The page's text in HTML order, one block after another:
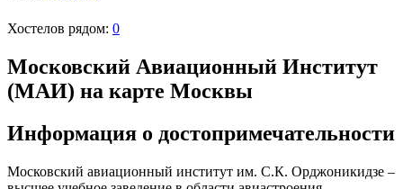
Хостелов рядом: 0
Московский Авиационный Институт
(МАИ) на карте Москвы
Информация о достопримечательности
Московский авиационный институт им. С.К. Орджоникидзе –